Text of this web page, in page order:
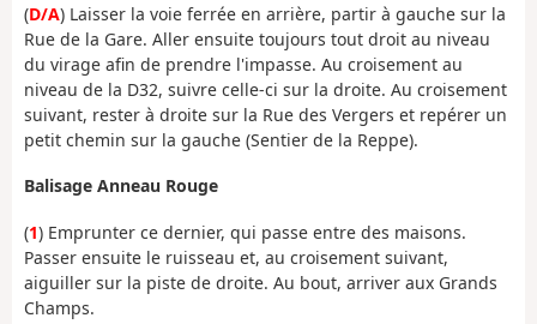
(D/A) Laisser la voie ferrée en arrière, partir à gauche sur la
Rue de la Gare. Aller ensuite toujours tout droit au niveau
du virage afin de prendre l'impasse. Au croisement au
niveau de la D32, suivre celle-ci sur la droite. Au croisement
suivant, rester à droite sur la Rue des Vergers et repérer un
petit chemin sur la gauche (Sentier de la Reppe).
Balisage Anneau Rouge
(1) Emprunter ce dernier, qui passe entre des maisons.
Passer ensuite le ruisseau et, au croisement suivant,
aiguiller sur la piste de droite. Au bout, arriver aux Grands
Champs.